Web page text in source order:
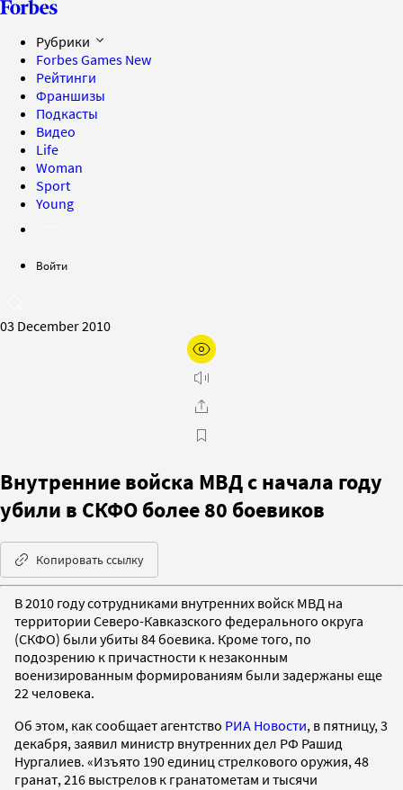
Рубрики
Forbes Games New
Рейтинги
Франшизы
Подкасты
Видео
Life
Woman
Sport
Young
Войти
03 December 2010
Внутренние войска МВД с начала году
убили в СКФО более 80 боевиков
Копировать ссылку
В 2010 году сотрудниками внутренних войск МВД на
территории Северо-Кавказского федерального округа
(СКФО) были убиты 84 боевика. Кроме того, по
подозрению к причастности к незаконным
военизированным формированиям были задержаны еще
22 человека.
Об этом, как сообщает агентство РИА Новости, в пятницу, 3
декабря, заявил министр внутренних дел РФ Рашид
Нургалиев. «Изъято 190 единиц стрелкового оружия, 48
гранат, 216 выстрелов к гранатометам и тысячи